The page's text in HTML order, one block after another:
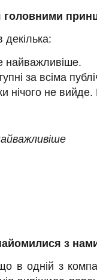
головними
декілька:
найважливіше.
за всіма
нічого не вийде.
з
в одній з